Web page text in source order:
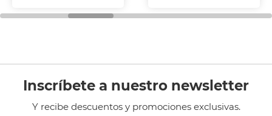
Inscríbete a nuestro newsletter
Y recibe descuentos y promociones exclusivas.